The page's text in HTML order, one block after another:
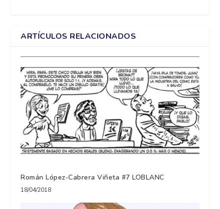
ARTÍCULOS RELACIONADOS
Román López-Cabrera Viñeta #7 LOBLANC
18/04/2018